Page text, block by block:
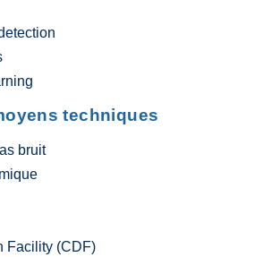
techniques
bruit
Facility (CDF)